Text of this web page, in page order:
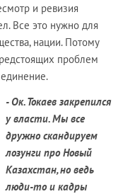
и ревизия
Все это нужно для
нации. Потому
проблем
- Ок. Токаев закрепился
у власти. Мы все
дружно скандируем
лозунги про Новый
Казахстан, но ведь
люди-то и кадры